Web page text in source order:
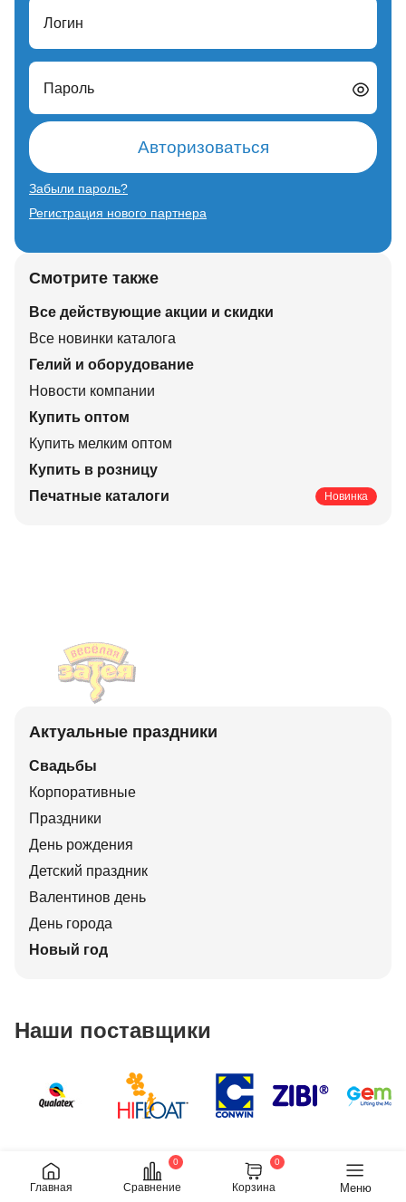
Главная Сравнение
0
Корзина
0
Меню
Логин
Пароль
Авторизоваться
Забыли пароль?
Регистрация нового партнера
Смотрите также
Все действующие акции и скидки
Все новинки каталога
Гелий и оборудование
Новости компании
Купить оптом
Купить мелким оптом
Купить в розницу
Печатные каталоги
Новинка
Актуальные праздники
Свадьбы
Корпоративные
Праздники
День рождения
Детский праздник
Валентинов день
День города
Новый год
Наши поставщики